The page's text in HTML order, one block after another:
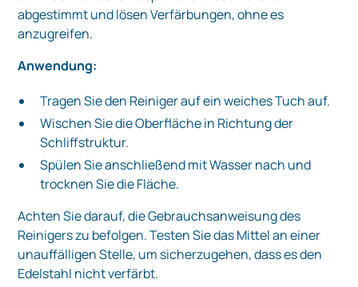
abgestimmt und lösen Verfärbungen, ohne es
anzugreifen.
Anwendung:
Tragen Sie den Reiniger auf ein weiches Tuch auf.
Wischen Sie die Oberfläche in Richtung der
Schliffstruktur.
Spülen Sie anschließend mit Wasser nach und
trocknen Sie die Fläche.
Achten Sie darauf, die Gebrauchsanweisung des
Reinigers zu befolgen. Testen Sie das Mittel an einer
unauffälligen Stelle, um sicherzugehen, dass es den
Edelstahl nicht verfärbt.